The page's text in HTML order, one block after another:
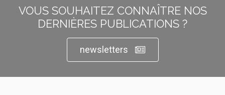
VOUS SOUHAITEZ CONNAÎTRE NOS
DERNIÈRES PUBLICATIONS ?
newsletters